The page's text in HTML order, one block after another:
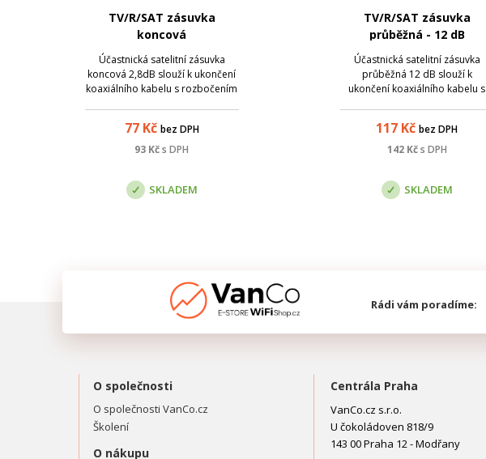
TV/R/SAT zásuvka
koncová
Účastnická satelitní zásuvka
koncová 2,8dB slouží k ukončení
koaxiálního kabelu s rozbočením
rozsah zásuvky je 5 - 862 / 950 -
2400 MHz. Zásuvka je dodávána
77Kč bez DPH
93 Kčs DPH
SKLADEM
TV/R/SAT zásuvka
průběžná - 12 dB
Účastnická satelitní zásuvka
průběžná 12 dB slouží k
ukončení koaxiálního kabelu s
Průchozí útlum je 4 dB.
Frekvenční rozsah zásuvky je 5 -
117 Kč bez DPH
142Kč s DPH
SKLADEM
Rádi vám poradíme:
O společnosti
O společnosti VanCo.cz
Školení
O nákupu
Centrála Praha
VanCo.cz s.r.o.
U čokoládoven 818/9
143 00 Praha 12 - Modřany